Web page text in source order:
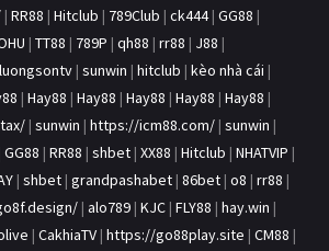
| RR88 | Hitclub | 789Club | ck444| GG88 |
| TT88 | 789P | qh88 | rr88 | J88 |
luongsontv | sunwin | hitclub | kèo nhà cái |
| Hay88 | Hay88 | Hay88 | Hay88 | Hay88 |
| sunwin | https://icm88.com/ | sunwin |
GG88 | RR88 | shbet | XX88 | Hitclub | NHATVIP |
| shbet | grandpashabet | 86bet | o8 | rr88 |
| alo789 | KJC | FLY88 | hay.win |
| CakhiaTV | https://go88play.site | CM88 |